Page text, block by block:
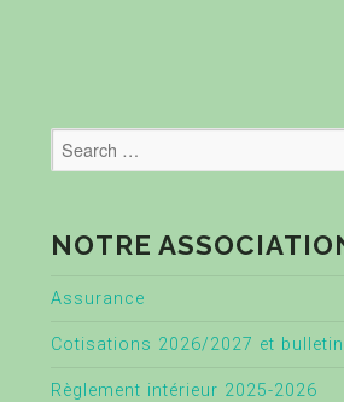
NOTRE
Assurance
Cotisations 2026/2027 et bulletin
Règlement intérieur 2025-2026